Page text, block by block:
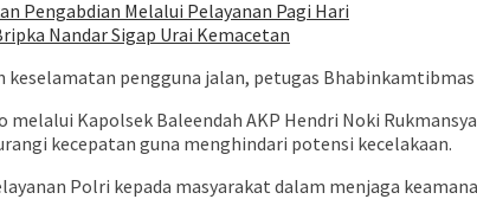
Pengabdian Melalui Pelayanan Pagi Hari
Nandar Sigap Urai Kemacetan
pengguna jalan, petugas
Kapolsek Baleendah AKP Hendri Noki
kecepatan guna menghindari potensi kecelakaan.
Polri kepada masyarakat dalam menjaga